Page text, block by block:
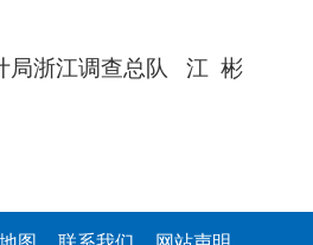
局浙江调查总队 江 彬